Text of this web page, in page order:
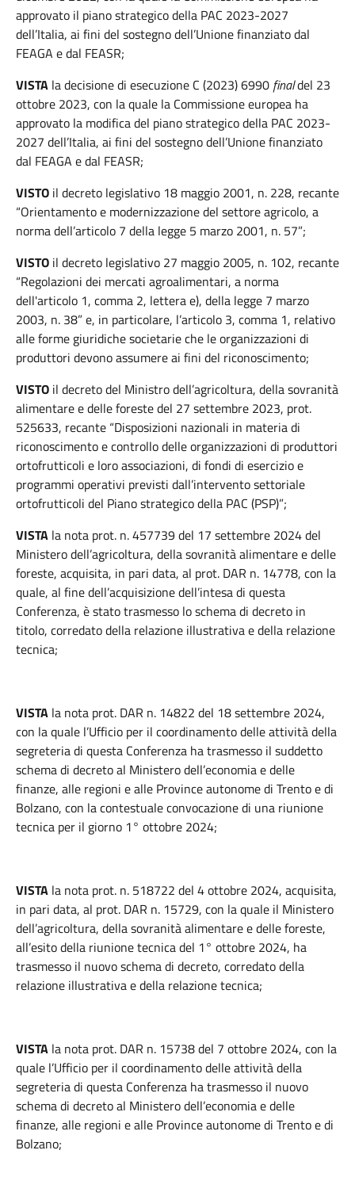
approvato il piano strategico della PAC 2023-2027
dell’Italia, ai fini del sostegno dell’Unione finanziato dal
FEAGA e dal FEASR;
VISTA la decisione di esecuzione C (2023) 6990 finaldel 23
ottobre 2023, con la quale la Commissione europea ha
approvato la modifica del piano strategico della PAC 2023-
2027 dell’Italia, ai fini del sostegno dell’Unione finanziato
dal FEAGA e dal FEASR;
VISTO il decreto legislativo 18 maggio 2001, n. 228, recante
“Orientamento e modernizzazione del settore agricolo, a
norma dell’articolo 7 della legge 5 marzo 2001, n. 57”;
VISTO il decreto legislativo 27 maggio 2005, n. 102, recante
“Regolazioni dei mercati agroalimentari, a norma
dell'articolo 1, comma 2, lettera e), della legge 7 marzo
2003, n. 38” e, in particolare, l’articolo 3, comma 1, relativo
alle forme giuridiche societarie che le organizzazioni di
produttori devono assumere ai fini del riconoscimento;
VISTO il decreto del Ministro dell’agricoltura, della sovranità
alimentare e delle foreste del 27 settembre 2023, prot.
525633, recante “Disposizioni nazionali in materia di
riconoscimento e controllo delle organizzazioni di produttori
ortofrutticoli e loro associazioni, di fondi di esercizio e
programmi operativi previsti dall’intervento settoriale
ortofrutticoli del Piano strategico della PAC (PSP)”;
VISTA la nota prot. n. 457739 del 17 settembre 2024 del
Ministero dell’agricoltura, della sovranità alimentare e delle
foreste, acquisita, in pari data, al prot. DAR n. 14778, con la
quale, al fine dell’acquisizione dell’intesa di questa
Conferenza, è stato trasmesso lo schema di decreto in
titolo, corredato della relazione illustrativa e della relazione
tecnica;
VISTA la nota prot. DAR n. 14822 del 18 settembre 2024,
con la quale l’Ufficio per il coordinamento delle attività della
segreteria di questa Conferenza ha trasmesso il suddetto
schema di decreto al Ministero dell’economia e delle
finanze, alle regioni e alle Province autonome di Trento e di
Bolzano, con la contestuale convocazione di una riunione
tecnica per il giorno 1° ottobre 2024;
VISTA la nota prot. n. 518722 del 4 ottobre 2024, acquisita,
in pari data, al prot. DAR n. 15729, con la quale il Ministero
dell’agricoltura, della sovranità alimentare e delle foreste,
all’esito della riunione tecnica del 1° ottobre 2024, ha
trasmesso il nuovo schema di decreto, corredato della
relazione illustrativa e della relazione tecnica;
VISTA la nota prot. DAR n. 15738 del 7 ottobre 2024, con la
quale l’Ufficio per il coordinamento delle attività della
segreteria di questa Conferenza ha trasmesso il nuovo
schema di decreto al Ministero dell’economia e delle
finanze, alle regioni e alle Province autonome di Trento e di
Bolzano;